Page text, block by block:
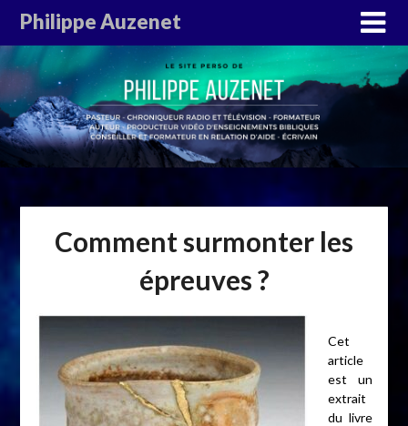
Philippe Auzenet
Comment surmonter les
épreuves ?
Cet
article
est un
extrait
du livre